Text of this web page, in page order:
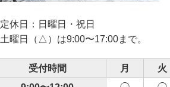
定休日：日曜日・祝日
土曜日（△）は9:00〜17:00まで。
受付時間 月 火